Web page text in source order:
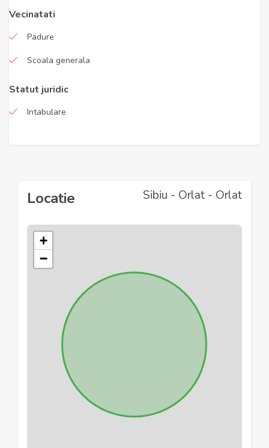
Vecinatati
Padure
Scoala generala
Statut juridic
Intabulare
Locatie Sibiu - Orlat - Orlat
+
−